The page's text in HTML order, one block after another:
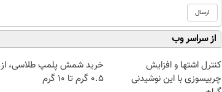
از سراسر وب
کنترل اشتها و افزایش
چربیسوزی با این نوشیدنی
خرید شمش پلمپ طلاسی، از
۰.۵ گرم تا ۱۰ گرم